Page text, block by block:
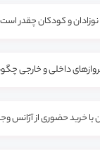
و کودکان چقدر
داخلی و خارجی
یا خرید حضوری از آژانس